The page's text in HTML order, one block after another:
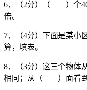
6．（2分）（ ）个
倍。
7．（4分）下面是某小
算，填表。
8．（3分）这三个
相同；从（ ）面看到